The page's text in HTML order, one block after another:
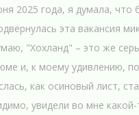
2025 года, я думала, что
эта вакансия
"Хохланд" – это же
и, к моему удивлению,
как осиновый лист,
увидели во мне